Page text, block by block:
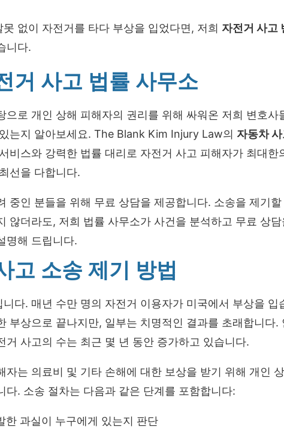
없이 자전거를 타다 부상을 입었다면, 저희 자전거 사고
니다.
거 사고 법률 사무소
으로 개인 상해 피해자의 권리를 위해 싸워온 저희 변호사
는지 알아보세요. The Blank Kim Injury Law의 자동차
비스와 강력한 법률 대리로 자전거 사고 피해자가 최대한
선을 다합니다.
중인 분들을 위해 무료 상담을 제공합니다. 소송을 제기할
않더라도, 저희 법률 사무소가 사건을 분석하고 무료 상
명해 드립니다.
고 소송 제기 방법
다. 매년 수만 명의 자전거 이용자가 미국에서 부상을 입
부상으로 끝나지만, 일부는 치명적인 결과를 초래합니다.
거 사고의 수는 최근 몇 년 동안 증가하고 있습니다.
자는 의료비 및 기타 손해에 대한 보상을 받기 위해 개인
다. 소송 절차는 다음과 같은 단계를 포함합니다:
한 과실이 누구에게 있는지 판단